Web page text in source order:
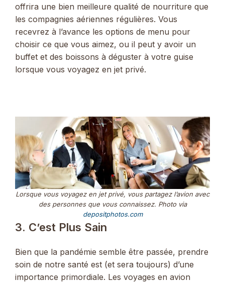
offrira une bien meilleure qualité de nourriture que
les compagnies aériennes régulières. Vous
recevrez à l’avance les options de menu pour
choisir ce que vous aimez, ou il peut y avoir un
buffet et des boissons à déguster à votre guise
lorsque vous voyagez en jet privé.
Lorsque vous voyagez en jet privé, vous partagez l’avion avec
des personnes que vous connaissez. Photo via
depositphotos.com
3. C’est Plus Sain
Bien que la pandémie semble être passée, prendre
soin de notre santé est (et sera toujours) d’une
importance primordiale. Les voyages en avion